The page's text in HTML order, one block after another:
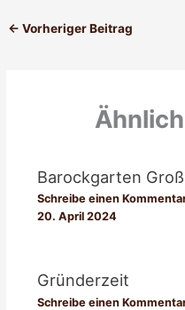
← Vorheriger Beitrag
Barockgarten
Schreibe einen
20. April 2024
Gründerzeit
Schreibe einen